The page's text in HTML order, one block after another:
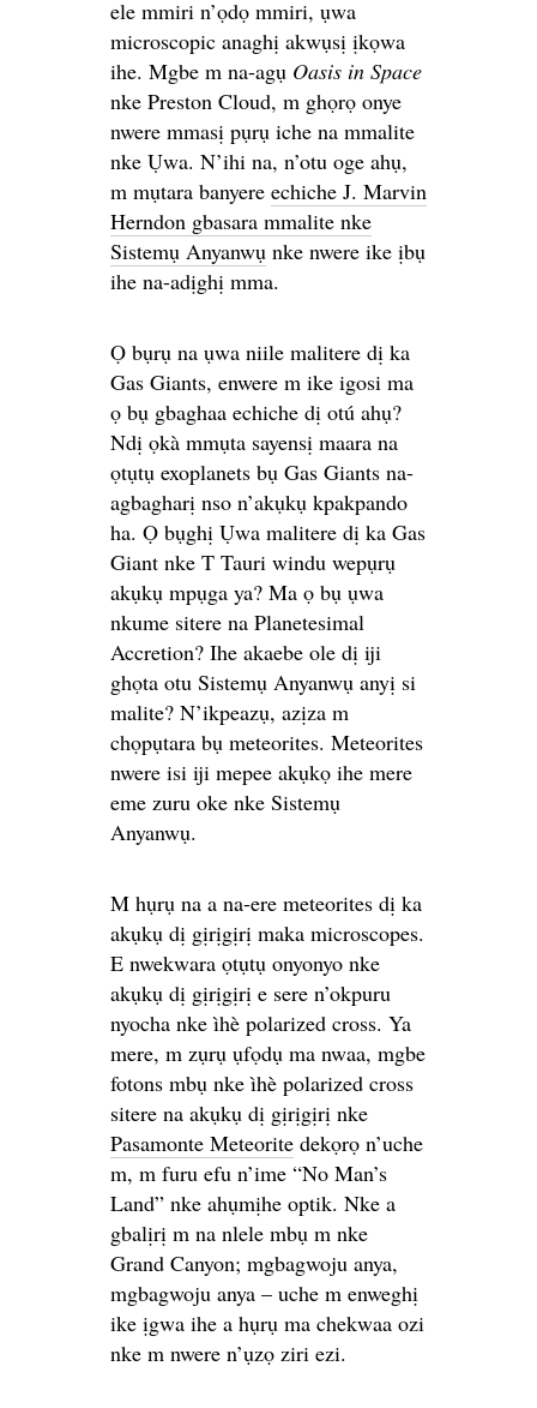
ele mmiri n’ọdọ mmiri, ụwa
microscopic anaghị akwụsị ịkọwa
ihe. Mgbe m na-agụ Oasis in Space
nke Preston Cloud, m ghọrọ onye
nwere mmasị pụrụ iche na mmalite
nke Ụwa. N’ihi na, n’otu oge ahụ,
m mụtara banyere echiche J. Marvin
Herndon gbasara mmalite nke
Sistemụ Anyanwụ nke nwere ike ịbụ
ihe na-adịghị mma.
Ọ bụrụ na ụwa niile malitere dị ka
Gas Giants, enwere m ike igosi ma
ọ bụ gbaghaa echiche dị otú ahụ?
Ndị ọkà mmụta sayensị maara na
ọtụtụ exoplanets bụ Gas Giants na-
agbagharị nso n’akụkụ kpakpando
ha. Ọ bụghị Ụwa malitere dị ka Gas
Giant nke T Tauri windu wepụrụ
akụkụ mpụga ya? Ma ọ bụ ụwa
nkume sitere na Planetesimal
Accretion? Ihe akaebe ole dị iji
ghọta otu Sistemụ Anyanwụ anyị si
malite? N’ikpeazụ, azịza m
chọpụtara bụ meteorites. Meteorites
nwere isi iji mepee akụkọ ihe mere
eme zuru oke nke Sistemụ
Anyanwụ.
M hụrụ na a na-ere meteorites dị ka
akụkụ dị gịrịgịrị maka microscopes.
E nwekwara ọtụtụ onyonyo nke
akụkụ dị gịrịgịrị e sere n’okpuru
nyocha nke ìhè polarized cross. Ya
mere, m zụrụ ụfọdụ ma nwaa, mgbe
fotons mbụ nke ìhè polarized cross
sitere na akụkụ dị gịrịgịrị nke
Pasamonte Meteorite dekọrọ n’uche
m, m furu efu n’ime “No Man’s
Land” nke ahụmịhe optik. Nke a
gbalịrị m na nlele mbụ m nke
Grand Canyon; mgbagwoju anya,
mgbagwoju anya – uche m enweghị
ike ịgwa ihe a hụrụ ma chekwaa ozi
nke m nwere n’ụzọ ziri ezi.